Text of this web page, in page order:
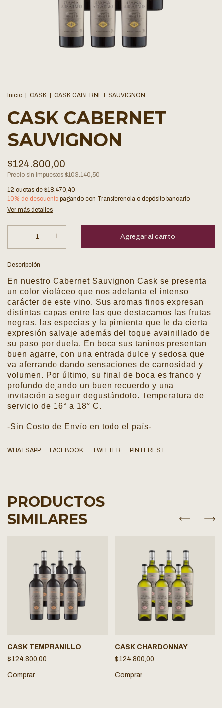
Inicio | CASK | CASK CABERNET SAUVIGNON
CASK CABERNET
SAUVIGNON
$124.800,00
Precio sin impuestos $103.140,50
12 cuotas de $18.470,40
10% de descuento pagando con Transferencia o depósito bancario
Ver más detalles
Descripción
En nuestro Cabernet Sauvignon Cask se presenta
un color violáceo que nos adelanta el intenso
carácter de este vino. Sus aromas finos expresan
distintas capas entre las que destacamos las frutas
negras, las especias y la pimienta que le da cierta
expresión salvaje además del toque avainillado de
su paso por duela. En boca sus taninos presentan
buen agarre, con una entrada dulce y sedosa que
va aferrando dando sensaciones de carnosidad y
volumen. Por último, su final de boca es franco y
profundo dejando un buen recuerdo y una
invitación a seguir degustándolo. Temperatura de
servicio de 16° a 18° C.
-Sin Costo de Envío en todo el país-
WHATSAPP FACEBOOK TWITTER PINTEREST
PRODUCTOS
SIMILARES
CASK TEMPRANILLO
$124.800,00
CASK CHARDONNAY
$124.800,00